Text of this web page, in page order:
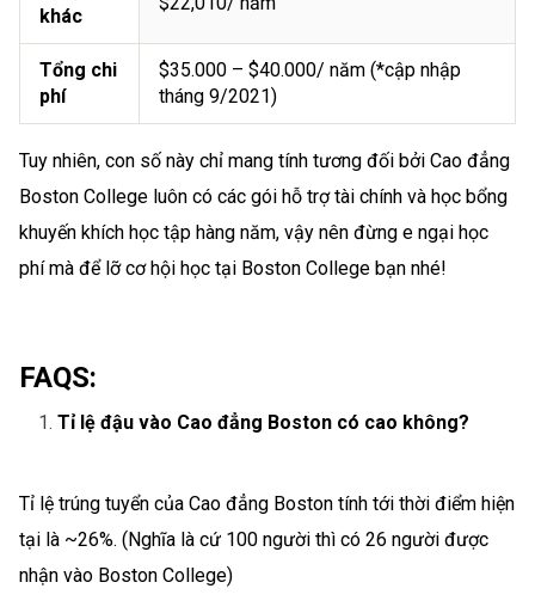
khác
Tổng chi
phí
$35.000 – $40.000/ năm (*cập nhập
tháng 9/2021)
Tuy nhiên, con số này chỉ mang tính tương đối bởi Cao đẳng
Boston College luôn có các gói hỗ trợ tài chính và học bổng
khuyến khích học tập hàng năm, vậy nên đừng e ngại học
phí mà để lỡ cơ hội học tại Boston College bạn nhé!
FAQS:
Tỉ lệ đậu vào Cao đẳng Boston có cao không?
Tỉ lệ trúng tuyển của Cao đẳng Boston tính tới thời điểm hiện
tại là ~26%. (Nghĩa là cứ 100 người thì có 26 người được
nhận vào Boston College)